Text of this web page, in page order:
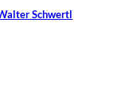
Schwertl